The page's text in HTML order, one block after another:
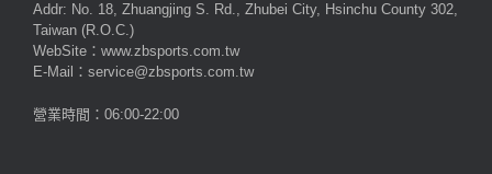
Addr: No. 18, Zhuangjing S. Rd., Zhubei City, Hsinchu County 302,
Taiwan (R.O.C.)
WebSite：www.zbsports.com.tw
E-Mail：service@zbsports.com.tw
營業時間：06:00-22:00